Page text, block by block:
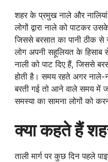
शहर के प्रमुख नाले और
लोगों द्वारा नाले को पाटकर
जिससे बरसात का पानी ठीक से
लोग अपनी सहूलियत के
नाली को पाट दिए हैं, जिससे
होती है। समय रहते अगर नाले-
बरती गई तो आने वाले समय में
समस्या का सामना लोगों को
क्या कहते हैं
ताली मार्ग पर कुछ दिन पहले